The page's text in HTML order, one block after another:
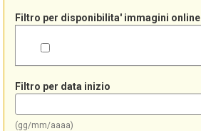
Filtro per disponibilita' immagini online
Filtro per data inizio
(gg/mm/aaaa)